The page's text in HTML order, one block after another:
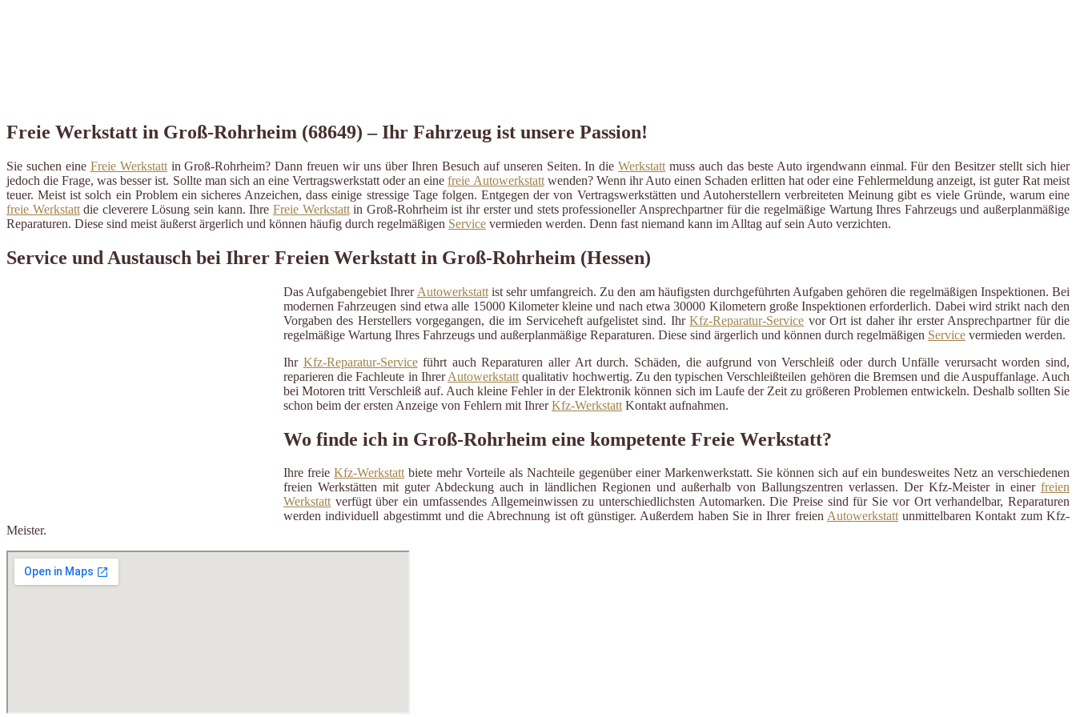
Freie Werkstatt in Groß-Rohrheim (68649) – Ihr Fahrzeug ist unsere Passion!
Sie suchen eine Freie Werkstattin Groß-Rohrheim? Dann freuen wir uns über Ihren Besuch auf unseren Seiten. In dieWerkstatt muss auch das beste Auto irgendwann einmal. Für den Besitzer stellt sich hier
jedoch die Frage, was besser ist. Sollte man sich an eine Vertragswerkstatt oder an einefreie Autowerkstattwenden? Wenn ihr Auto einen Schaden erlitten hat oder eine Fehlermeldung anzeigt, ist guter Rat meist
teuer. Meist ist solch ein Problem ein sicheres Anzeichen, dass einige stressige Tage folgen. Entgegen der von Vertragswerkstätten und Autoherstellern verbreiteten Meinung gibt es viele Gründe, warum eine
freie Werkstattdie cleverere Lösung sein kann. Ihre Freie Werkstattin Groß-Rohrheim ist ihr erster und stets professioneller Ansprechpartner für die regelmäßige Wartung Ihres Fahrzeugs und außerplanmäßige
Reparaturen. Diese sind meist äußerst ärgerlich und können häufig durch regelmäßigen Service vermieden werden. Denn fast niemand kann im Alltag auf sein Auto verzichten.
Service und Austausch bei Ihrer Freien Werkstatt in Groß-Rohrheim (Hessen)
Das Aufgabengebiet Ihrer Autowerkstattist sehr umfangreich. Zu den am häufigsten durchgeführten Aufgaben gehören die regelmäßigen Inspektionen. Bei
modernen Fahrzeugen sind etwa alle 15000 Kilometer kleine und nach etwa 30000 Kilometern große Inspektionen erforderlich. Dabei wird strikt nach den
Vorgaben des Herstellers vorgegangen, die im Serviceheft aufgelistet sind. IhrKfz-Reparatur-Service vor Ort ist daher ihr erster Ansprechpartner für die
regelmäßige Wartung Ihres Fahrzeugs und außerplanmäßige Reparaturen. Diese sind ärgerlich und können durch regelmäßigen Service vermieden werden.
Ihr Kfz-Reparatur-Serviceführt auch Reparaturen aller Art durch. Schäden, die aufgrund von Verschleiß oder durch Unfälle verursacht worden sind,
reparieren die Fachleute in IhrerAutowerkstatt qualitativ hochwertig. Zu den typischen Verschleißteilen gehören die Bremsen und die Auspuffanlage. Auch
bei Motoren tritt Verschleiß auf. Auch kleine Fehler in der Elektronik können sich im Laufe der Zeit zu größeren Problemen entwickeln. Deshalb sollten Sie
schon beim der ersten Anzeige von Fehlern mit IhrerKfz-Werkstatt Kontakt aufnahmen.
Wo finde ich in Groß-Rohrheim eine kompetente Freie Werkstatt?
Ihre freie Kfz-Werkstattbiete mehr Vorteile als Nachteile gegenüber einer Markenwerkstatt. Sie können sich auf ein bundesweites Netz an verschiedenen
freien Werkstätten mit guter Abdeckung auch in ländlichen Regionen und außerhalb von Ballungszentren verlassen. Der Kfz-Meister in einer freien
Werkstattverfügt über ein umfassendes Allgemeinwissen zu unterschiedlichsten Automarken. Die Preise sind für Sie vor Ort verhandelbar, Reparaturen
werden individuell abgestimmt und die Abrechnung ist oft günstiger. Außerdem haben Sie in Ihrer freien Autowerkstattunmittelbaren Kontakt zum Kfz-
Meister.